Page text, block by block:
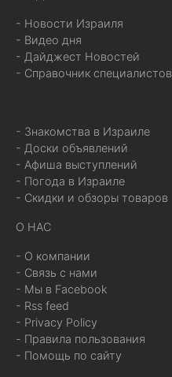
- Новости Израиля
- Видео дня
- Дайджест Новостей
- Справочник специалистов
- Знакомства в Израиле
- Доски объявлений
- Афиша выступлений
- Погода в Израиле
- Скидки и обзоры товаров
О НАС
- О компании
- Связь с нами
- Мы в Facebook
- Rss feed
- Privacy Policy
- Правила пользования
- Помощь по сайту